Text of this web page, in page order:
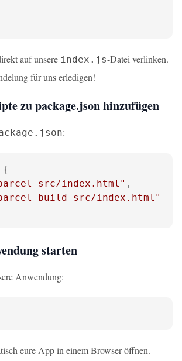
auf unsere index.js-Datei verlinken.
für uns erledigen!
zu package.json hinzufügen
:
{
src/index.html" ,
build src/index.html"
starten
Anwendung:
eure App in einem Browser öffnen.